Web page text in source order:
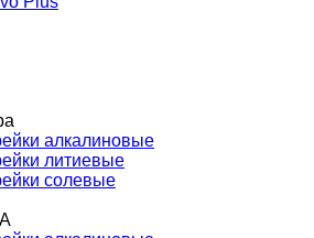
алкалиновые
литиевые
солевые